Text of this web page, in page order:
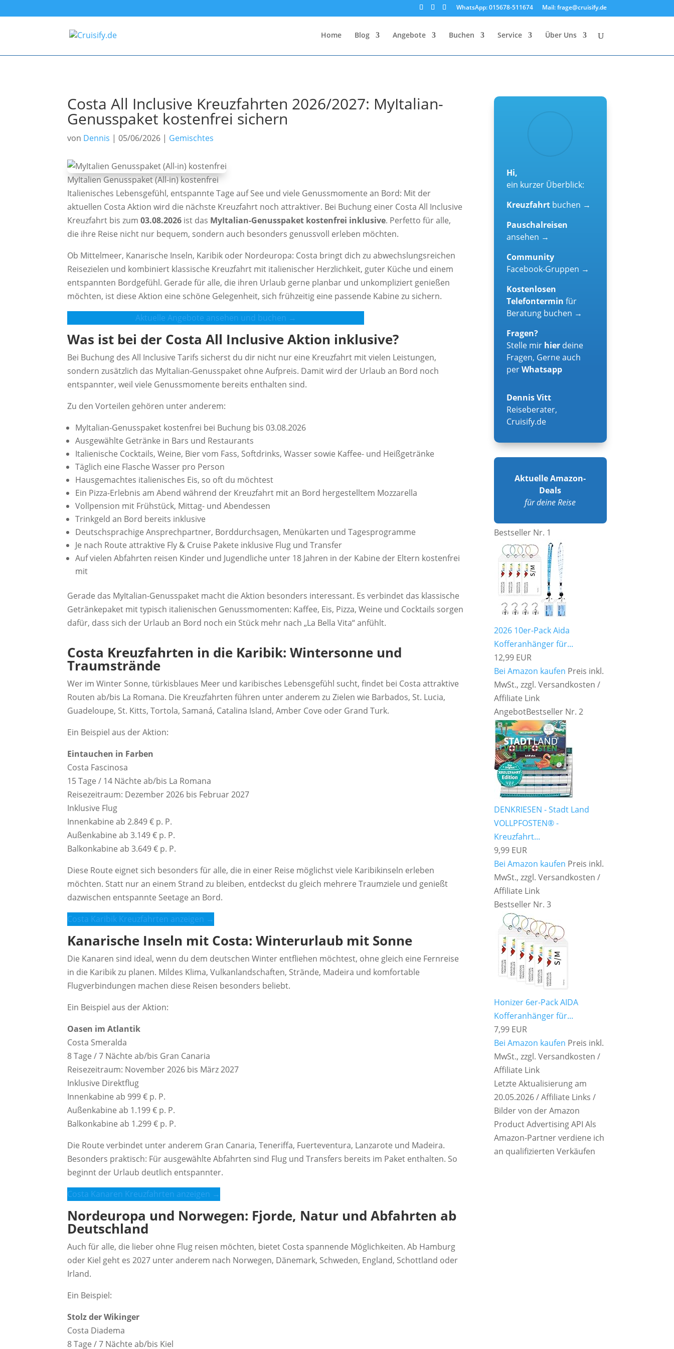
WhatsApp: 015678-511674 Mail: frage@cruisify.de
Home Blog Angebote Buchen Service Über Uns
Costa All Inclusive Kreuzfahrten 2026/2027: MyItalian-
Genusspaket kostenfrei sichern
von Dennis |05/06/2026 | Gemischtes
MyItalien Genusspaket (All-in) kostenfrei
Italienisches Lebensgefühl, entspannte Tage auf See und viele Genussmomente an Bord: Mit der
aktuellen Costa Aktion wird die nächste Kreuzfahrt noch attraktiver. Bei Buchung einer Costa All Inclusive
Kreuzfahrt bis zum03.08.2026 ist das MyItalian-Genusspaket kostenfrei inklusive. Perfetto für alle,
die ihre Reise nicht nur bequem, sondern auch besonders genussvoll erleben möchten.
Ob Mittelmeer, Kanarische Inseln, Karibik oder Nordeuropa: Costa bringt dich zu abwechslungsreichen
Reisezielen und kombiniert klassische Kreuzfahrt mit italienischer Herzlichkeit, guter Küche und einem
entspannten Bordgefühl. Gerade für alle, die ihren Urlaub gerne planbar und unkompliziert genießen
möchten, ist diese Aktion eine schöne Gelegenheit, sich frühzeitig eine passende Kabine zu sichern.
Aktuelle Angebote ansehen und buchen →
Was ist bei der Costa All Inclusive Aktion inklusive?
Bei Buchung des All Inclusive Tarifs sicherst du dir nicht nur eine Kreuzfahrt mit vielen Leistungen,
sondern zusätzlich das MyItalian-Genusspaket ohne Aufpreis. Damit wird der Urlaub an Bord noch
entspannter, weil viele Genussmomente bereits enthalten sind.
Zu den Vorteilen gehören unter anderem:
MyItalian-Genusspaket kostenfrei bei Buchung bis 03.08.2026
Ausgewählte Getränke in Bars und Restaurants
Italienische Cocktails, Weine, Bier vom Fass, Softdrinks, Wasser sowie Kaffee- und Heißgetränke
Täglich eine Flasche Wasser pro Person
Hausgemachtes italienisches Eis, so oft du möchtest
Ein Pizza-Erlebnis am Abend während der Kreuzfahrt mit an Bord hergestelltem Mozzarella
Vollpension mit Frühstück, Mittag- und Abendessen
Trinkgeld an Bord bereits inklusive
Deutschsprachige Ansprechpartner, Borddurchsagen, Menükarten und Tagesprogramme
Je nach Route attraktive Fly & Cruise Pakete inklusive Flug und Transfer
Auf vielen Abfahrten reisen Kinder und Jugendliche unter 18 Jahren in der Kabine der Eltern kostenfrei
mit
Gerade das MyItalian-Genusspaket macht die Aktion besonders interessant. Es verbindet das klassische
Getränkepaket mit typisch italienischen Genussmomenten: Kaffee, Eis, Pizza, Weine und Cocktails sorgen
dafür, dass sich der Urlaub an Bord noch ein Stück mehr nach „La Bella Vita“ anfühlt.
Costa Kreuzfahrten in die Karibik: Wintersonne und
Traumstrände
Wer im Winter Sonne, türkisblaues Meer und karibisches Lebensgefühl sucht, findet bei Costa attraktive
Routen ab/bis La Romana. Die Kreuzfahrten führen unter anderem zu Zielen wie Barbados, St. Lucia,
Guadeloupe, St. Kitts, Tortola, Samaná, Catalina Island, Amber Cove oder Grand Turk.
Ein Beispiel aus der Aktion:
Eintauchen in Farben
Costa Fascinosa
15 Tage / 14 Nächte ab/bis La Romana
Reisezeitraum: Dezember 2026 bis Februar 2027
Inklusive Flug
Innenkabine ab 2.849 € p. P.
Außenkabine ab 3.149 € p. P.
Balkonkabine ab 3.649 € p. P.
Diese Route eignet sich besonders für alle, die in einer Reise möglichst viele Karibikinseln erleben
möchten. Statt nur an einem Strand zu bleiben, entdeckst du gleich mehrere Traumziele und genießt
dazwischen entspannte Seetage an Bord.
Costa Karibik Kreuzfahrten anzeigen →
Kanarische Inseln mit Costa: Winterurlaub mit Sonne
Die Kanaren sind ideal, wenn du dem deutschen Winter entfliehen möchtest, ohne gleich eine Fernreise
in die Karibik zu planen. Mildes Klima, Vulkanlandschaften, Strände, Madeira und komfortable
Flugverbindungen machen diese Reisen besonders beliebt.
Ein Beispiel aus der Aktion:
Oasen im Atlantik
Costa Smeralda
8 Tage / 7 Nächte ab/bis Gran Canaria
Reisezeitraum: November 2026 bis März 2027
Inklusive Direktflug
Innenkabine ab 999 € p. P.
Außenkabine ab 1.199 € p. P.
Balkonkabine ab 1.299 € p. P.
Die Route verbindet unter anderem Gran Canaria, Teneriffa, Fuerteventura, Lanzarote und Madeira.
Besonders praktisch: Für ausgewählte Abfahrten sind Flug und Transfers bereits im Paket enthalten. So
beginnt der Urlaub deutlich entspannter.
Costa Kanaren Kreuzfahrten anzeigen →
Nordeuropa und Norwegen: Fjorde, Natur und Abfahrten ab
Deutschland
Auch für alle, die lieber ohne Flug reisen möchten, bietet Costa spannende Möglichkeiten. Ab Hamburg
oder Kiel geht es 2027 unter anderem nach Norwegen, Dänemark, Schweden, England, Schottland oder
Irland.
Ein Beispiel:
Stolz der Wikinger
Costa Diadema
8 Tage / 7 Nächte ab/bis Kiel
Hi,
ein kurzer Überblick:
Kreuzfahrt buchen →
Pauschalreisen
ansehen →
Community
Facebook-Gruppen →
Kostenlosen
Telefonterminfür
Beratung buchen →
Fragen?
Stelle mir hier deine
Fragen, Gerne auch
perWhatsapp
Dennis Vitt
Reiseberater,
Cruisify.de
Aktuelle Amazon-
Deals
für deine Reise
Bestseller Nr. 1
2026 10er-Pack Aida
Kofferanhänger für...
12,99 EUR
Bei Amazon kaufen Preis inkl.
MwSt., zzgl. Versandkosten /
Affiliate Link
AngebotBestseller Nr. 2
DENKRIESEN - Stadt Land
VOLLPFOSTEN® -
Kreuzfahrt...
9,99 EUR
Bei Amazon kaufen Preis inkl.
MwSt., zzgl. Versandkosten /
Affiliate Link
Bestseller Nr. 3
Honizer 6er-Pack AIDA
Kofferanhänger für...
7,99 EUR
Bei Amazon kaufen Preis inkl.
MwSt., zzgl. Versandkosten /
Affiliate Link
Letzte Aktualisierung am
20.05.2026 / Affiliate Links /
Bilder von der Amazon
Product Advertising API Als
Amazon-Partner verdiene ich
an qualifizierten Verkäufen